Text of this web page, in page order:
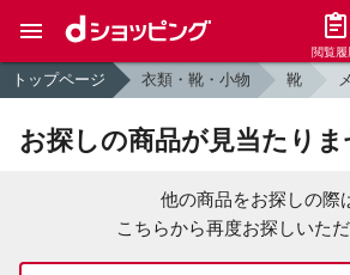
閲覧履
トップページ 衣類・靴・小物 靴
お探しの商品が見当たりま
他の商品をお探しの際
こちらから再度お探しいただ